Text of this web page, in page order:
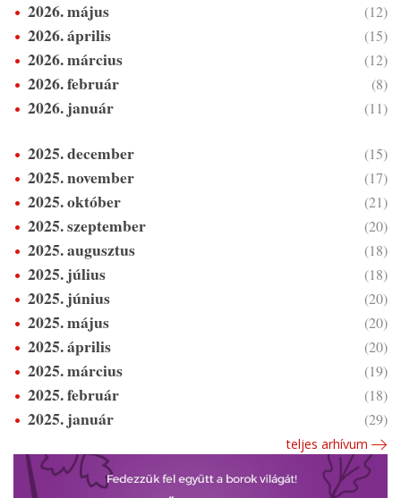
2026. május (12)
2026. április (15)
2026. március (12)
2026. február (8)
2026. január (11)
2025. december (15)
2025. november (17)
2025. október (21)
2025. szeptember (20)
2025. augusztus (18)
2025. július (18)
2025. június (20)
2025. május (20)
2025. április (20)
2025. március (19)
2025. február (18)
2025. január (29)
teljes arhívum